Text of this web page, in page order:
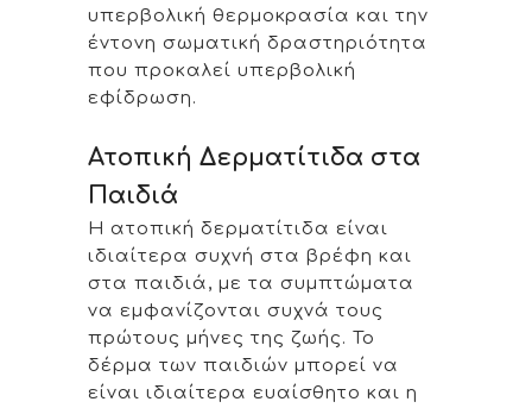
υπερβολική θερμοκρασία και την
έντονη σωματική δραστηριότητα
που προκαλεί υπερβολική
εφίδρωση.
Ατοπική Δερματίτιδα στα
Παιδιά
Η ατοπική δερματίτιδα είναι
ιδιαίτερα συχνή στα βρέφη και
στα παιδιά, με τα συμπτώματα
να εμφανίζονται συχνά τους
πρώτους μήνες της ζωής. Το
δέρμα των παιδιών μπορεί να
είναι ιδιαίτερα ευαίσθητο και η